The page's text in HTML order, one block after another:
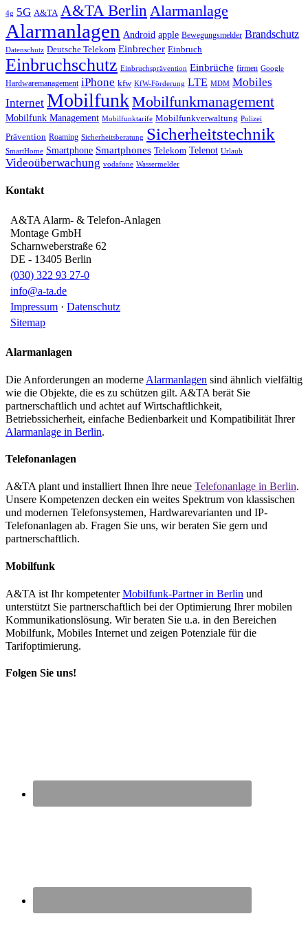
4g 5G A&TA A&TA Berlin Alarmanlage
Alarmanlagen Android apple Bewegungsmelder Brandschutz
Datenschutz Deutsche Telekom Einbrecher Einbruch
Einbruchschutz Einbruchsprävention Einbrüche firmen Google
Hardwaremanagement iPhone kfw KfW-Förderung LTE MDM Mobiles
Internet MobilfunkMobilfunkmanagement
Mobilfunk Management Mobilfunktarife Mobilfunkverwaltung Polizei
Prävention Roaming Sicherheitsberatung Sicherheitstechnik
SmartHome Smartphone Smartphones Telekom Telenot Urlaub
Videoüberwachung vodafone Wassermelder
Kontakt
A&TA Alarm- & Telefon-Anlagen
Montage GmbH
Scharnweberstraße 62
DE - 13405 Berlin
(030) 322 93 27-0
info@a-ta.de
Impressum · Datenschutz
Sitemap
Alarmanlagen
Die Anforderungen an moderne Alarmanlagen sind ähnlich vielfältig
wie die Objekte, die es zu schützen gilt. A&TA berät Sie
partnerschaftlich und achtet auf Wirtschaftlichkeit,
Betriebssicherheit, einfache Bedienbarkeit und Kompatibilität Ihrer
Alarmanlage in Berlin.
Telefonanlagen
A&TA plant und installiert Ihnen Ihre neue Telefonanlage in Berlin.
Unsere Kompetenzen decken ein weites Spektrum von klassischen
und modernen Telefonsystemen, Hardwarevarianten und IP-
Telefonanlagen ab. Fragen Sie uns, wir beraten Sie gern und
partnerschaftlich.
Mobilfunk
A&TA ist Ihr kompetenterMobilfunk-Partner in Berlin und
unterstützt Sie partnerschaftlich bei der Optimierung Ihrer mobilen
Kommunikationslösung. Wir beraten Sie u.a. in den Bereichen
Mobilfunk, Mobiles Internet und zeigen Potenziale für die
Tarifoptimierung.
Folgen Sie uns!